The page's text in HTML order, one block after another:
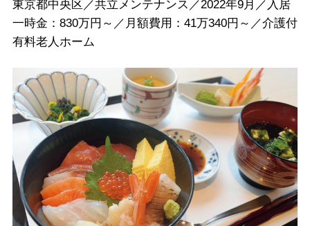
東京都中央区／共立メンテナンス／2022年9月／入居
一時金：830万円～／月額費用：41万340円～／介護付
有料老人ホーム